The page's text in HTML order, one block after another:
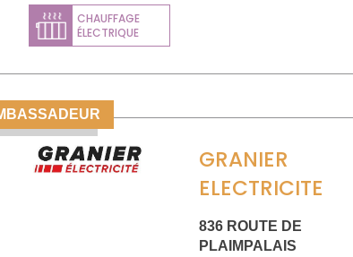
CHAUFFAGE
ÉLECTRIQUE
GRANIER
ELECTRICITE
836 ROUTE DE
PLAIMPALAIS